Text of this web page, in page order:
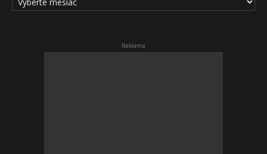
ČLÁNKOV
Reklama